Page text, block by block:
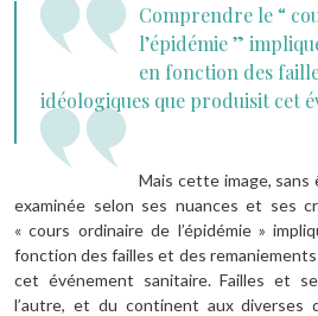
Comprendre le “
l’épidémie ”
en fonction des
idéologiques que produisit cet
Mais cette image,
examinée selon ses nuances et ses
« cours ordinaire de l’épidémie »
fonction des failles et des
cet événement sanitaire. Failles et
l’autre, et du continent aux diverses